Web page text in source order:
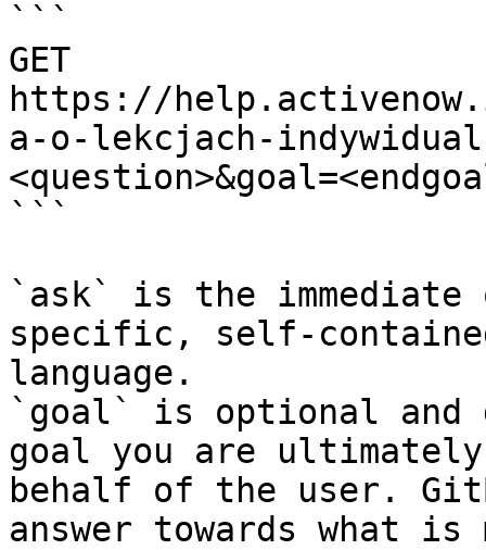
```
GET
https://
a-o-lekcjach-
```
`ask` is the
specific, self-
language.
`goal` is optional and
goal you are
behalf of the user.
answer towards what